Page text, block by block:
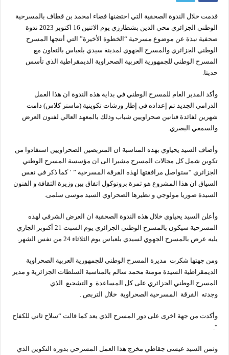
قدمت خلال الندوة الصحفية التي احتضنها فضاء امحمد بن قطاف بالمسرحية
الوطني الجزائري محي الدين بشطارزي يوم الاثنين 16 اكتوبر 2023 ندوة
صحفية نبذة عن موضوع مسرحية “الخطوة الأخيرة” التي أنتجها المسرح
الوطني الجزائري والمسرح الجهوي لمدينة سيدي بلعباس بالتعاون مع
المسرح الوطني للجمهورية العربية الصحراوية الديمقراطية الذي تأسس
حديثا.
وأكد المدير العام للمسرح الوطني في بداية هذه الندوة ان هذا العمل
الدرامي الجديد تم إعداده في إطار ورشات تكوينية (ماستر كلاس) دامت
شهرين لفائدة فنانين صحراويين شباب وذلك بالمعهد العالي لفنون العرض
والسمعي البصري.
وأضاف السيد يحياوي بهذه المناسبة ان المتربصين الصحراويين استفادوا من
تكوين شمل كل مجالات المسرح مشيرا الى ان مؤسسة المسرح الوطني
الجزائري “ستواصل مرافقتها لهذه الفرقة المسرحية ” ’ كما ذكر في نفس
السياق ان هذا المشروع هو ثمرة بروتوكول اتفاق بين وزيرة الثقافة و الفنون
السيدة صوريا مولوجي و نظيرها الصحراوي السيد موسى سلمى.
وأعلن السيد يحياوي خلال هذه الندوة الصحفية ان العرض الشرفي لهذه
المسرحية سيكون بالمسرح الوطني الجزائري يوم السبت 21 أكتوبر الجاري
يليه عرض بالمسرح الجهوي لسيدي بلعباس يوم الثلاثاء 24 من نفس الشهر.
ومن جهتها شكرت مديرة المسرح الوطني للجمهورية العربية الصحراوية
الديمقراطية السيدة مومنة محمد سالم بالمناسبة السلطات الجزائرية و مدير
المسرح الوطني الجزائري على كل المساعدة و التشجيع الذي
وجدته الفرقة المسرحية الصحراوية خلال التربص .
وأكدت من جهة اخرى على دور المسرح الذي يعد كما قالت “سلاح ثاني للكفاح
“.
وثمن السيد عيسى جقاطي مخرج هذا العمل المسرحي بدوره التكوين الذي